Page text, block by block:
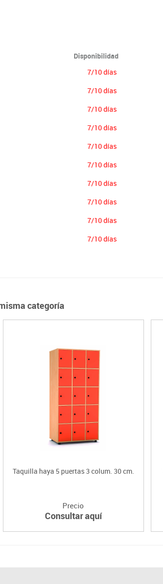
Disponibilidad
7/10 días
7/10 días
7/10 días
7/10 días
7/10 días
7/10 días
7/10 días
7/10 días
7/10 días
7/10 días
categoría
Taquilla haya 5 puertas 3 colum. 30 cm.
Precio
Consultar aquí